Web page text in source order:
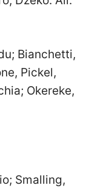
Bianchetti,
Pickel,
Okereke,
Smalling,